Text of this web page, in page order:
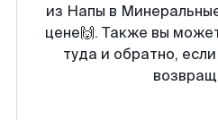
из Напы в
цене🙌. Также вы
туда и обратно,